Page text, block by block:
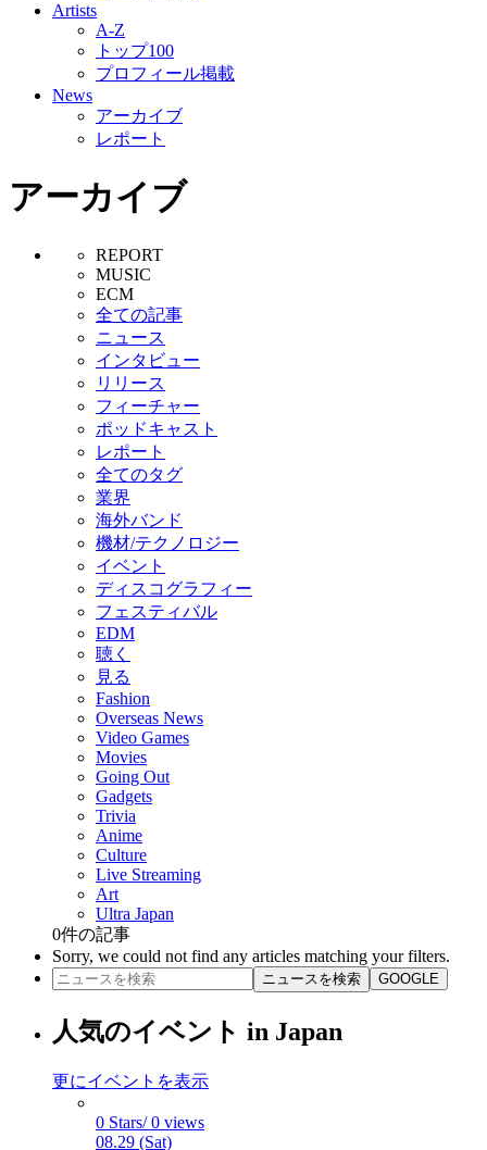
Artists
A-Z
トップ100
プロフィール掲載
News
アーカイブ
レポート
アーカイブ
REPORT
MUSIC
ECM
全ての記事
ニュース
インタビュー
リリース
フィーチャー
ポッドキャスト
レポート
全てのタグ
業界
海外バンド
機材/テクノロジー
イベント
ディスコグラフィー
フェスティバル
EDM
聴く
見る
Fashion
Overseas News
Video Games
Movies
Going Out
Gadgets
Trivia
Anime
Culture
Live Streaming
Art
Ultra Japan
0件の記事
Sorry, we could not find any articles matching your filters.
ニュースを検索 GOOGLE
人気のイベント in Japan
更にイベントを表示
0 Stars/ 0 views
08.29 (Sat)